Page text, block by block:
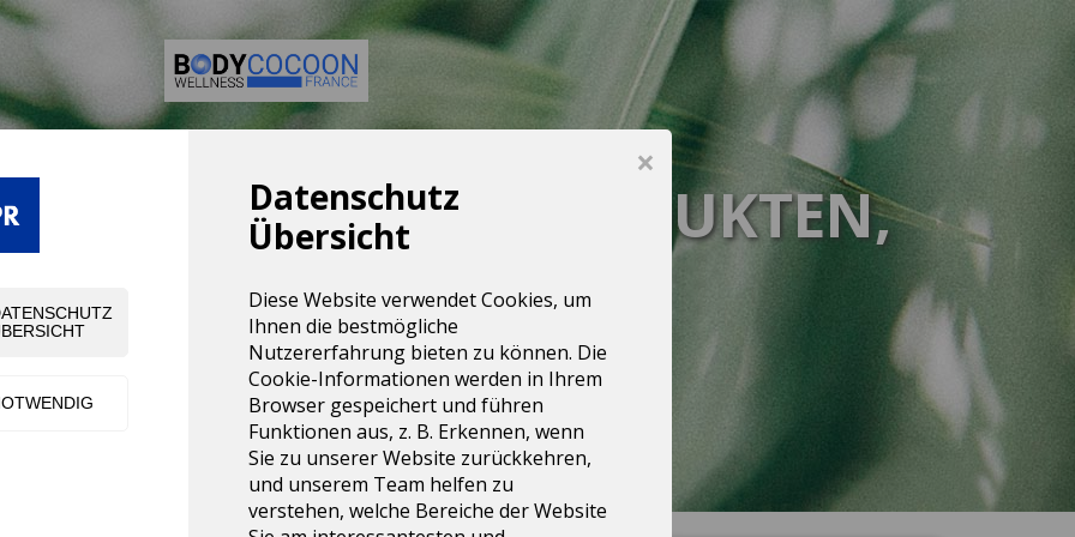
×
Datenschutz
Übersicht
Diese Website verwendet Cookies, um
Ihnen die bestmögliche
Nutzererfahrung bieten zu können. Die
Cookie-Informationen werden in Ihrem
Browser gespeichert und führen
Funktionen aus, z. B. Erkennen, wenn
Sie zu unserer Website zurückkehren,
und unserem Team helfen zu
verstehen, welche Bereiche der Website
MIT NEUE PRODUKTEN,
UND SERVICE